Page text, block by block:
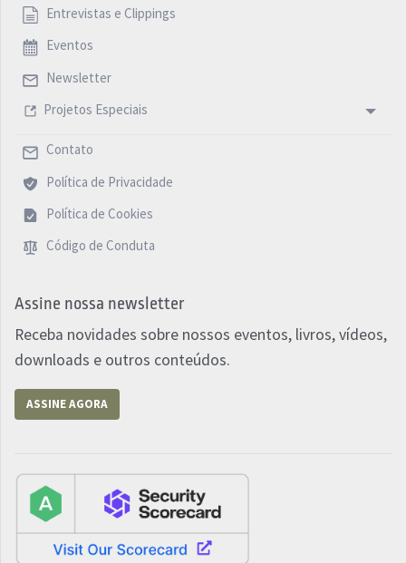
Entrevistas e Clippings
Eventos
Newsletter
Projetos Especiais
Contato
Política de Privacidade
Política de Cookies
Código de Conduta
Assine nossa newsletter
Receba novidades sobre nossos eventos, livros, vídeos,
downloads e outros conteúdos.
ASSINE AGORA